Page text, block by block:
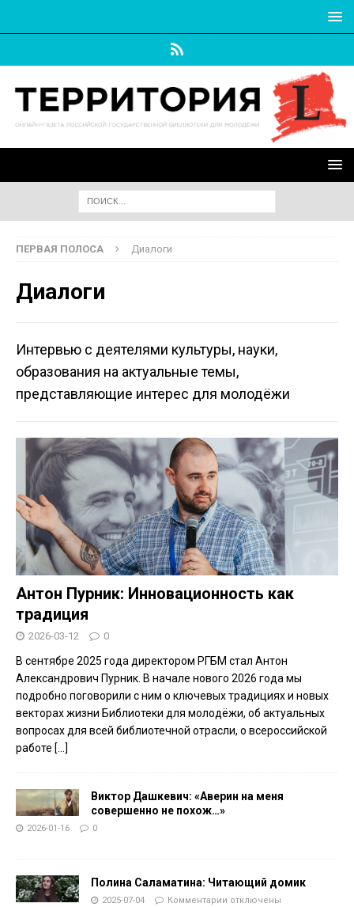
ПЕРВАЯ ПОЛОСА Диалоги
Диалоги
Интервью с деятелями культуры, науки,
образования на актуальные темы,
представляющие интерес для молодёжи
Антон Пурник: Инновационность как
традиция
2026-03-12 0
В сентябре 2025 года директором РГБМ стал Антон
Александрович Пурник. В начале нового 2026 года мы
подробно поговорили с ним о ключевых традициях и новых
векторах жизни Библиотеки для молодёжи, об актуальных
вопросах для всей библиотечной отрасли, о всероссийской
работе […]
Виктор Дашкевич: «Аверин на меня
совершенно не похож…»
2026-01-16 0
Полина Саламатина: Читающий домик
2025-07-04 Комментарии отключены